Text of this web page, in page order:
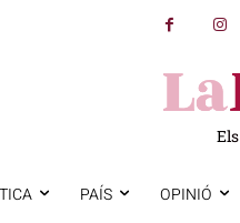
PAÍS OPINIÓ